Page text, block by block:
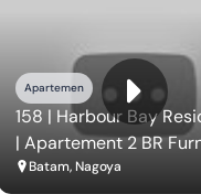
Apartemen
158 | Harbour Bay
| Apartement 2 BR
| Singapore, Sea View
Batam, Nagoya